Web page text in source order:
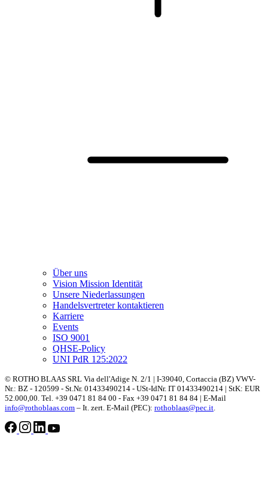
Über uns
Vision Mission Identität
Unsere Niederlassungen
Handelsvertreter kontaktieren
Karriere
Events
ISO 9001
QHSE-Policy
UNI PdR 125:2022
© ROTHO BLAAS SRL Via dell'Adige N. 2/1 | I-39040, Cortaccia (BZ) VWV-
Nr.: BZ - 120599 - St.Nr. 01433490214 - USt-IdNr. IT 01433490214 | StK: EUR
52.000,00. Tel. +39 0471 81 84 00 - Fax +39 0471 81 84 84 | E-Mail
info@rothoblaas.com – It. zert. E-Mail (PEC): rothoblaas@pec.it.